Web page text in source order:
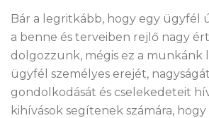
Bár a legritkább, hogy egy ügyfél
a benne és terveiben rejlő nagy
dolgozzunk, mégis ez a munkánk
ügyfél személyes erejét,
gondolkodását és cselekedeteit
kihívások segítenek számára, hogy